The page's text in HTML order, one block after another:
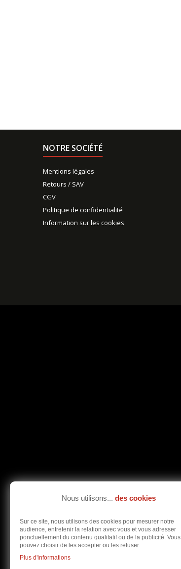
NOTRE SOCIÉTÉ
Mentions légales
Retours / SAV
CGV
Politique de confidentialité
Information sur les cookies
Nous utilisons... des cookies
Sur ce site, nous utilisons des cookies pour mesurer notre
audience, entretenir la relation avec vous et vous adresser
ponctuellement du contenu qualitatif ou de la publicité. Vous
pouvez choisir de les accepter ou les refuser.
Plus d'informations